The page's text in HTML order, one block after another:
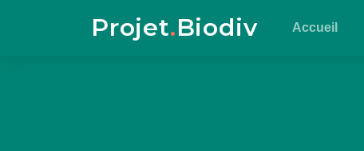
Projet.Biodiv Accueil